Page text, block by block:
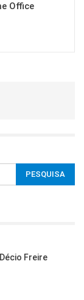
Office
Décio Freire